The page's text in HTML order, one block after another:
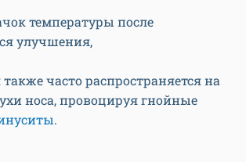
температуры после
улучшения,
часто распространяется на
носа, провоцируя гнойные
.